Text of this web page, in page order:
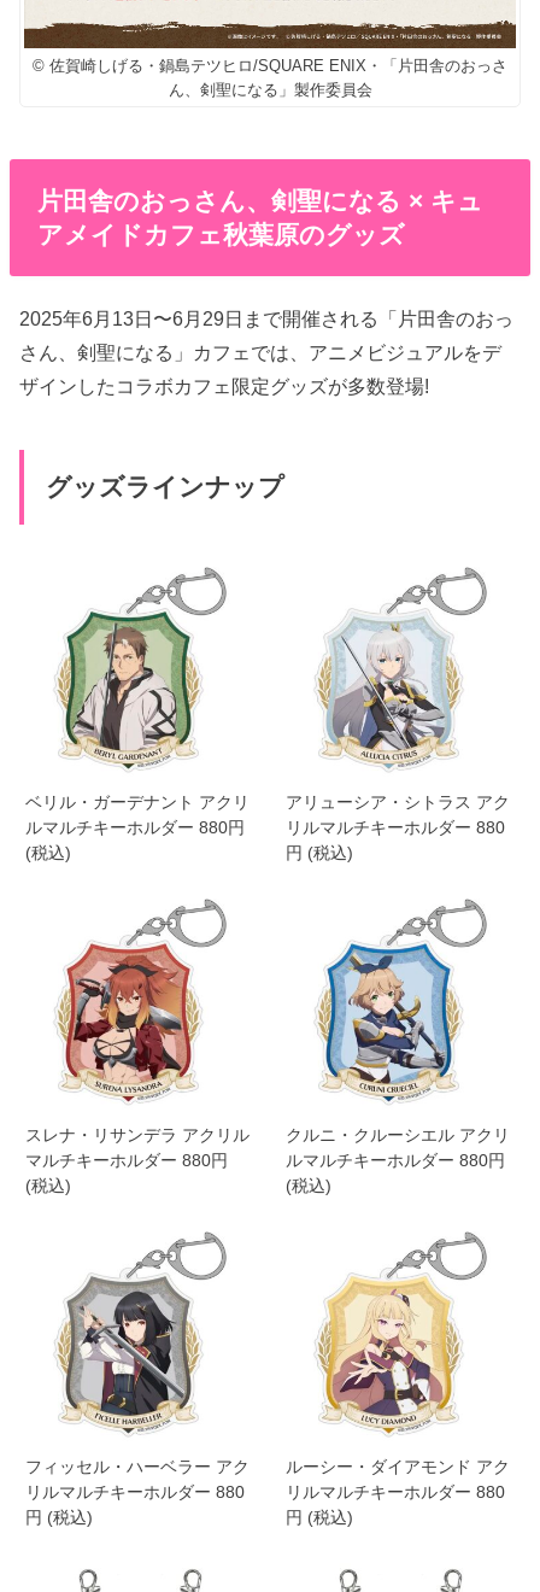
© 佐賀崎しげる・鍋島テツヒロ/SQUARE ENIX・「片田舎のおっさ
ん、剣聖になる」製作委員会
片田舎のおっさん、剣聖になる × キュ
アメイドカフェ秋葉原のグッズ
2025年6月13日〜6月29日まで開催される「片田舎のおっ
さん、剣聖になる」カフェでは、アニメビジュアルをデ
ザインしたコラボカフェ限定グッズが多数登場!
グッズラインナップ
ベリル・ガーデナント アクリ
ルマルチキーホルダー 880円
(税込)
アリューシア・シトラス アク
リルマルチキーホルダー 880
円 (税込)
スレナ・リサンデラ アクリル
マルチキーホルダー 880円
(税込)
クルニ・クルーシエル アクリ
ルマルチキーホルダー 880円
(税込)
フィッセル・ハーベラー アク
リルマルチキーホルダー 880
円 (税込)
ルーシー・ダイアモンド アク
リルマルチキーホルダー 880
円 (税込)